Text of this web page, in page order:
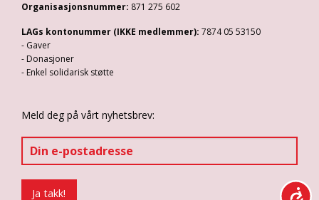
Organisasjonsnummer: 871 275 602
LAGs kontonummer (IKKE medlemmer): 7874 05 53150
- Gaver
- Donasjoner
- Enkel solidarisk støtte
Meld deg på vårt nyhetsbrev: